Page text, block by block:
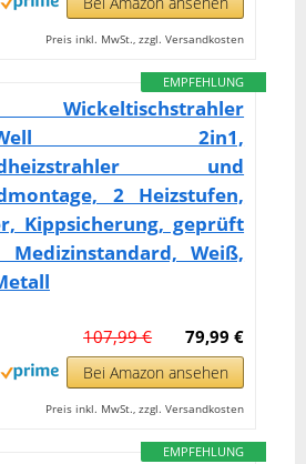
Preis inkl. MwSt., zzgl. Versandkosten
EMPFEHLUNG
Wickeltischstrahler
2in1,
und
2 Heizstufen,
Kippsicherung, geprüft
Medizinstandard, Weiß,
79,99 €
107,99 €
Bei Amazon ansehen
Preis inkl. MwSt., zzgl. Versandkosten
EMPFEHLUNG